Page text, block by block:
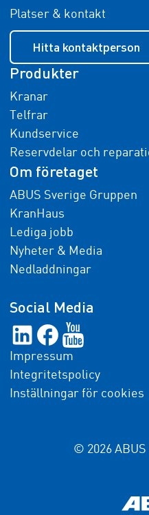
Platser & kontakt
Hitta kontaktperson
Produkter
Kranar
Telfrar
Kundservice
Reservdelar och
Om företaget
ABUS Sverige Gruppen
KranHaus
Lediga jobb
Nyheter & Media
Nedladdningar
Social Media
Impressum
Integritetspolicy
Inställningar för cookies
© 2026